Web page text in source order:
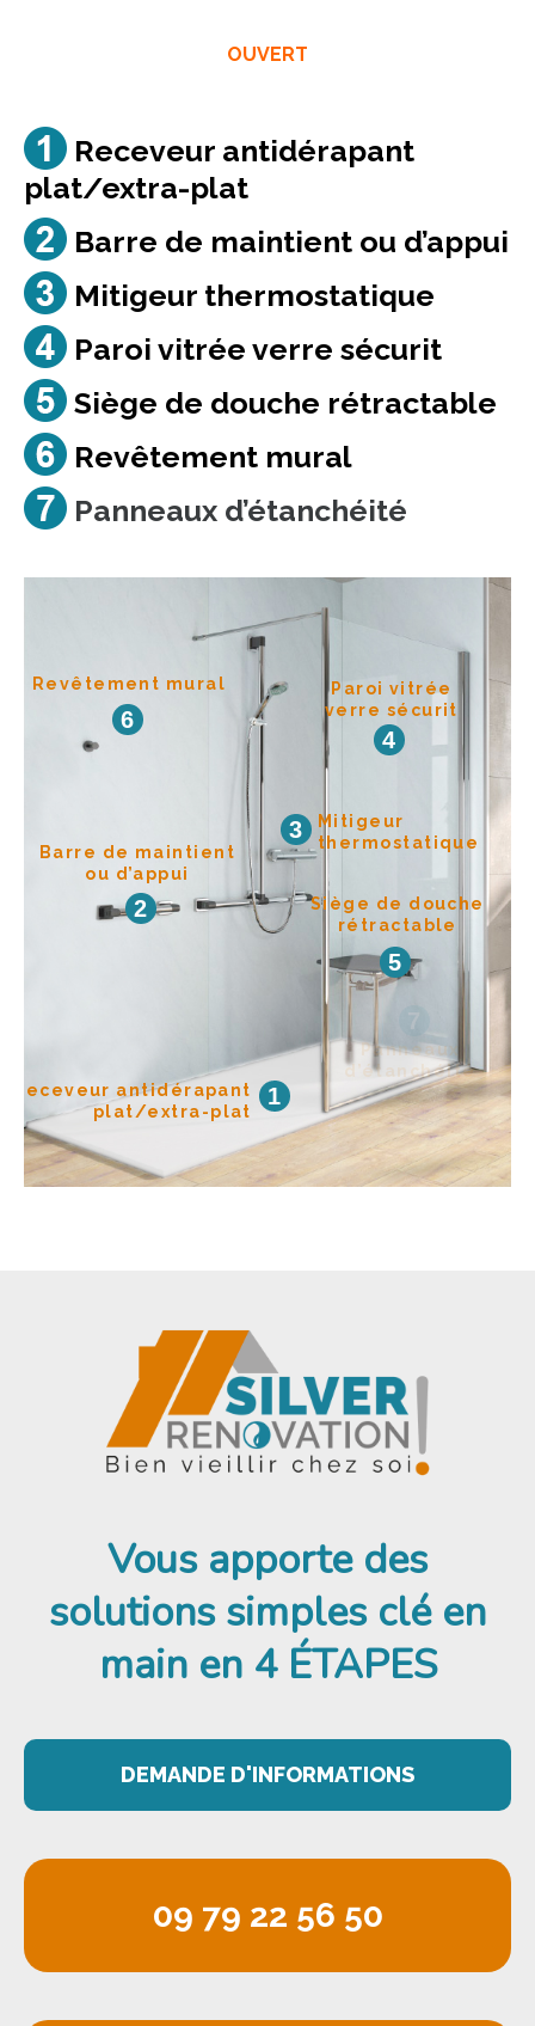
OUVERT
Receveur antidérapant
plat/extra-plat
Barre de maintient ou d’appui
Mitigeur thermostatique
Paroi vitrée verre sécurit
Siège de douche rétractable
Revêtement mural
Panneaux d’étanchéité
Panneaux
d’étanchéité
7
1
Receveur antidérapant
plat/extra-plat
Barre de maintient
ou d’appui
Mitigeur
thermostatique
Paroi vitrée
verre sécurit
Siège de douche
rétractable
Revêtement mural
2
3
4
5
6
Vous apporte des
solutions simples clé en
mainen 4 ÉTAPES
DEMANDE D'INFORMATIONS
09 79 22 56 50